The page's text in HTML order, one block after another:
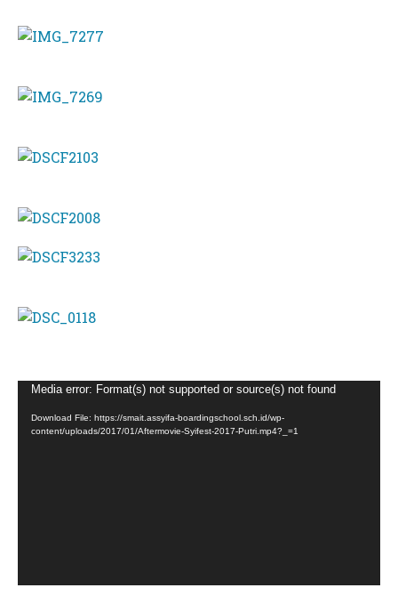
Video
Player
Media error: Format(s) not supported or source(s) not found
Download File: https://smait.assyifa-boardingschool.sch.id/wp-
content/uploads/2017/01/Aftermovie-Syifest-2017-Putri.mp4?_=1